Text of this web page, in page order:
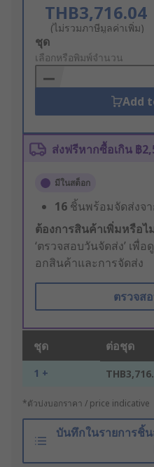
THB3,716.04
(ไม่รวมภาษีมูลค่าเพิ่ม)
Add
to
Basket
ชุด
เลือกหรือพิมพ์จำนวน
Add
ส่งฟรีหากซื้อเกิน ฿
มีในสต็อก
16 ชิ้นพร้อมจัดส่งจ
ต้องการสินค้าเพิ่มหรือไ
‘ตรวจสอบวันจัดส่ง’ เพื่
อกสินค้าและการจัดส่ง
ตรวจส
ชุด ต่อชุด
1 +
*ตัวบ่งบอกราคา / price indicative
บันทึกในรายการชิ้